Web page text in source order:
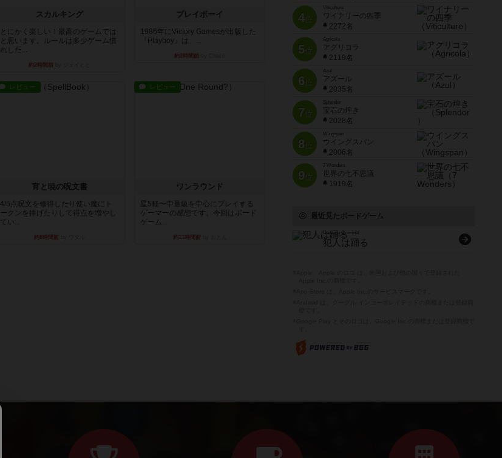
スカルキング
とにかく楽しい！最高のゲームでは
と思います。ルールは多少ゲーム慣
れした...
約2時間前
プレイボーイ
1986年にVictory Gamesが出版した
『Playboy』は、...
約2時間前
レビュー
宵と暁の呪文書
4/5点呪文を修得したり使い魔にト
ークンを捧げたりして得点を増やし
てい...
約8時間前
レビュー
ワンラウンド
星5軽〜中量級を中心にプレイする
ゲーマーの感想です。今回はボード
ゲーム...
約11時間前
4位
Viticulture
ワイナリーの四季
2272名
5位
Agricola
アグリコラ
2119名
6位
Azul
アズール
2035名
7位
宝石の煌き
2028名
8位
Wingspan
ウイングスパン
2006名
9位
7 Wonders
世界の七不思議
1919名
最近見たボードゲーム
Dancing Criminal
犯人は踊る